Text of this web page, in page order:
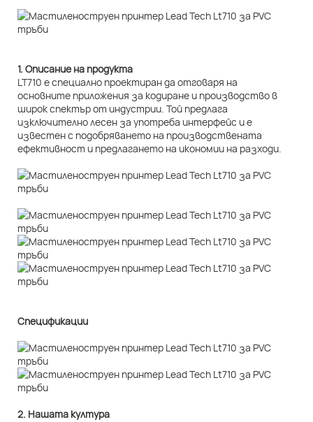
1. Описание на продукта
LT710 е специално проектиран да отговаря на
основните приложения за кодиране и производство в
широк спектър от индустрии. Той предлага
изключително лесен за употреба интерфейс и е
известен с подобряването на производствената
ефективност и предлагането на икономии на разходи.
Спецификации
2. Нашата култура